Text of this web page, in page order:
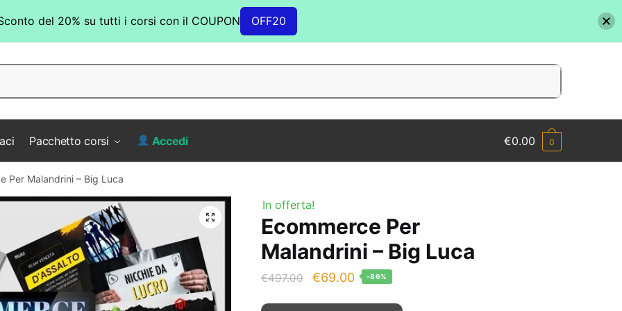
Pacchetto corsi Accedi €0.00 0
Per Malandrini – Big Luca
In offerta!
Ecommerce Per
Malandrini – Big Luca
€497.00
Il
€69.00Il
-86%
del 20% su tutti i corsi con il COUPON OFF20